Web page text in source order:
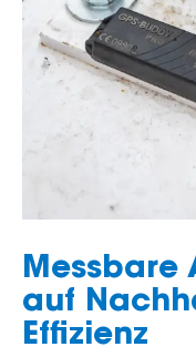
Messbare
auf
Effizienz